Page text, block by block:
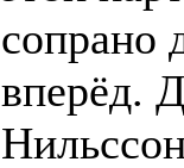
сопрано
вперёд.